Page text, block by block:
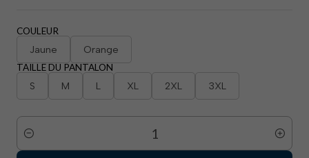
COULEUR
Jaune Orange
TAILLE DU PANTALON
S M L XL 2XL 3XL
Quantité